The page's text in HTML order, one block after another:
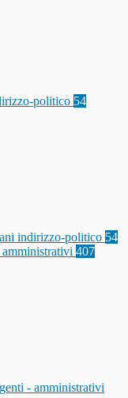
politico 54
indirizzo-politico 54
407
- amministrativi